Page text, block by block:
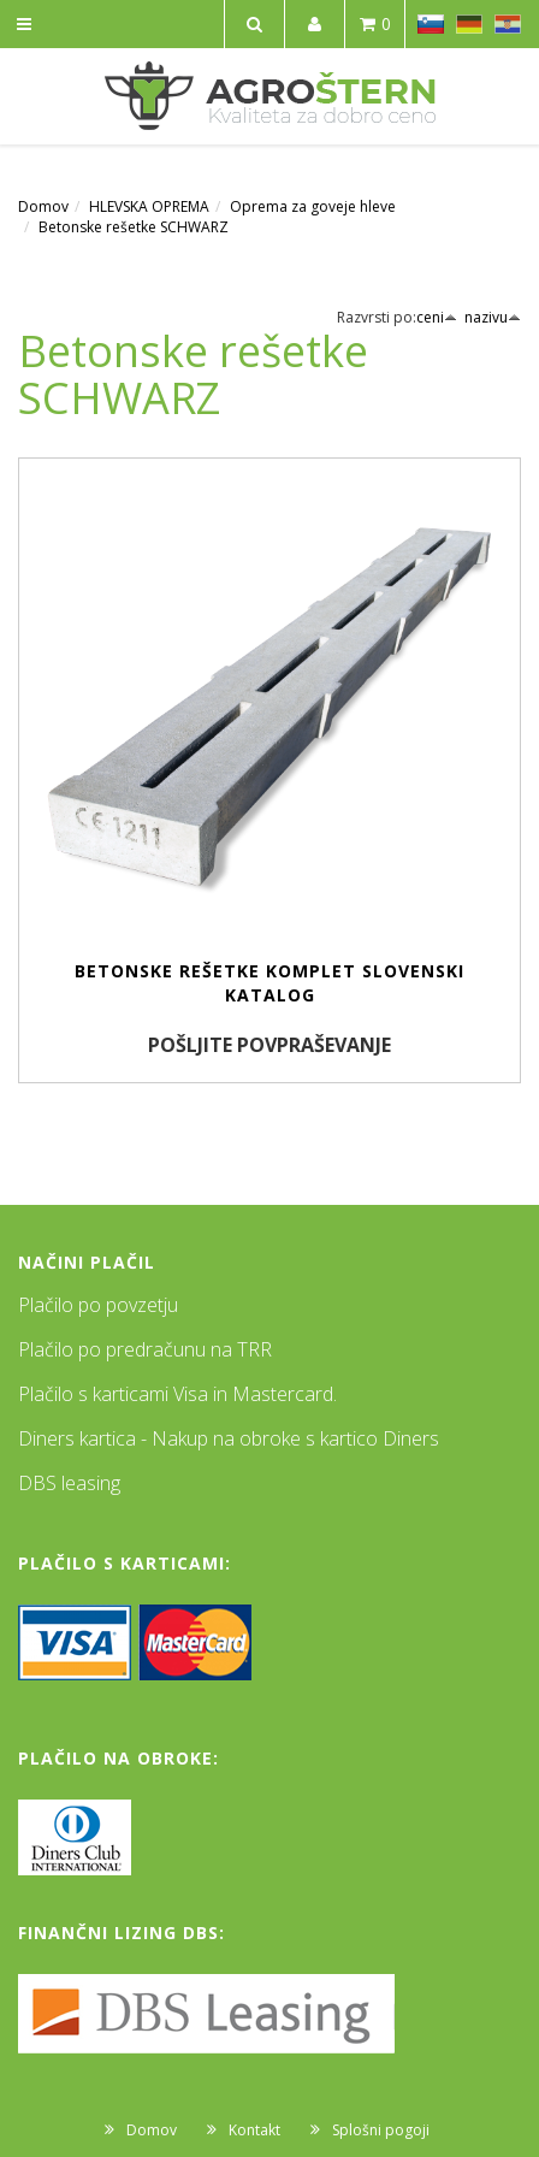
IŠČI
SL HR
0
Domov HLEVSKA OPREMA
Oprema za goveje hleve
Betonske rešetke SCHWARZ
Razvrsti po:ceni nazivu
Betonske rešetke
SCHWARZ
BETONSKE REŠETKE KOMPLET SLOVENSKI
KATALOG
POŠLJITE POVPRAŠEVANJE
NAČINI PLAČIL
Plačilo po povzetju
Plačilo po predračunu na TRR
Plačilo s karticami Visa in Mastercard.
Diners kartica - Nakup na obroke s kartico Diners
DBS leasing
PLAČILO S KARTICAMI:
PLAČILO NA OBROKE:
FINANČNI LIZING DBS:
Domov Kontakt Splošni pogoji